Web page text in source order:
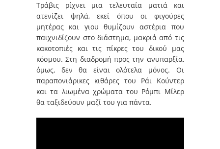
Τράβις ρίχνει μια τελευταία ματιά και
ατενίζει ψηλά, εκεί όπου οι φιγούρες
μητέρας και γιου θυμίζουν αστέρια που
παιχνιδίζουν στο διάστημα, μακριά από τις
κακοτοπιές και τις πίκρες του δικού μας
κόσμου. Στη διαδρομή προς την ανυπαρξία,
όμως, δεν θα είναι ολότελα μόνος. Οι
παραπονιάρικες κιθάρες του Ράι Κούντερ
και τα λιωμένα χρώματα του Ρόμπι Μίλερ
θα ταξιδεύουν μαζί του για πάντα.